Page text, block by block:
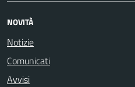
NOVITÀ
Notizie
Comunicati
Avvisi